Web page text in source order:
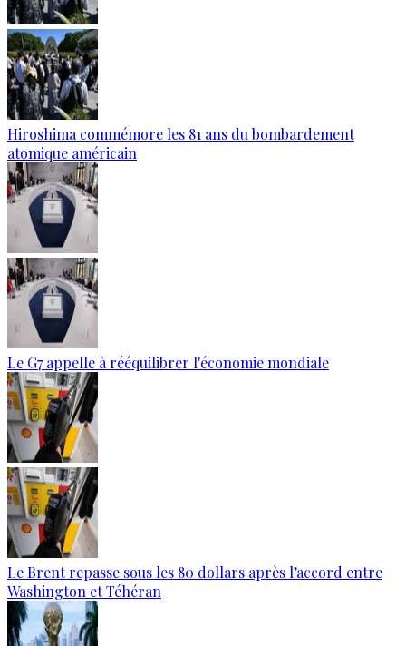
Hiroshima commémore les 81 ans du bombardement
atomique américain
Le G7 appelle à rééquilibrer l'économie mondiale
Le Brent repasse sous les 80 dollars après l’accord entre
Washington et Téhéran